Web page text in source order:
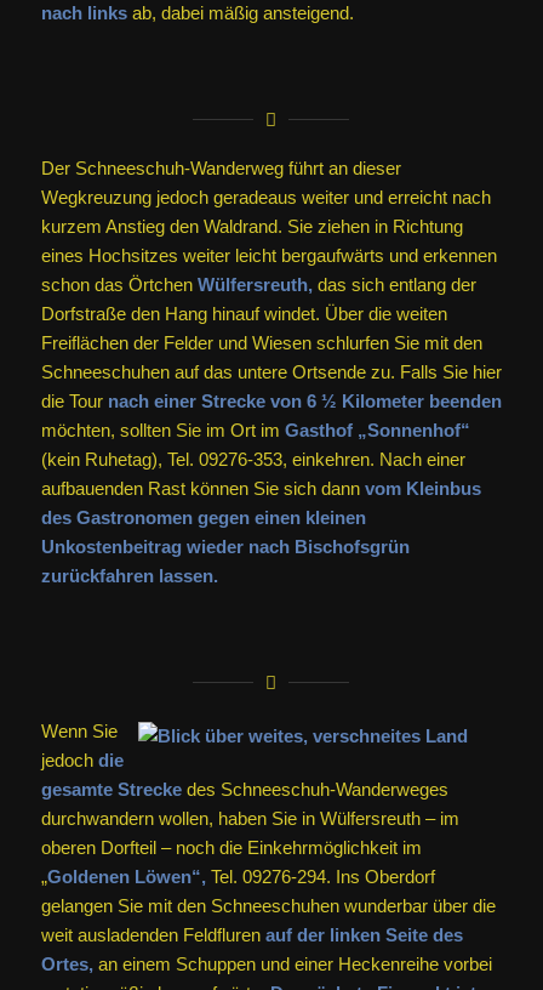
nach linksab, dabei mäßig ansteigend.
Der Schneeschuh-Wanderweg führt an dieser
Wegkreuzung jedoch geradeaus weiter und erreicht nach
kurzem Anstieg den Waldrand. Sie ziehen in Richtung
eines Hochsitzes weiter leicht bergaufwärts und erkennen
schon das Örtchen Wülfersreuth,das sich entlang der
Dorfstraße den Hang hinauf windet. Über die weiten
Freiflächen der Felder und Wiesen schlurfen Sie mit den
Schneeschuhen auf das untere Ortsende zu. Falls Sie hier
die Tour nach einer Strecke von 6 ½ Kilometer beenden
möchten, sollten Sie im Ort im Gasthof „Sonnenhof“
(kein Ruhetag), Tel. 09276-353, einkehren. Nach einer
aufbauenden Rast können Sie sich dann vom Kleinbus
des Gastronomen gegen einen kleinen
Unkostenbeitrag wieder nach Bischofsgrün
zurückfahren lassen.
Wenn Sie
jedoch die
gesamte Streckedes Schneeschuh-Wanderweges
durchwandern wollen, haben Sie in Wülfersreuth – im
oberen Dorfteil – noch die Einkehrmöglichkeit im
„Goldenen Löwen“,Tel. 09276-294. Ins Oberdorf
gelangen Sie mit den Schneeschuhen wunderbar über die
weit ausladenden Feldfluren auf der linken Seite des
Ortes,an einem Schuppen und einer Heckenreihe vorbei